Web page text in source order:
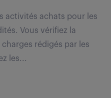
activités achats pour les
Vous vérifiez la
rédigés par les
les...